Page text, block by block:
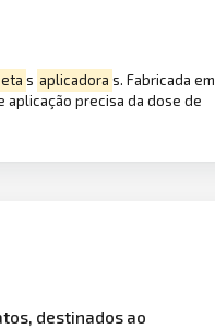
s aplicadora s. Fabricada em
aplicação precisa da dose de
destinados ao